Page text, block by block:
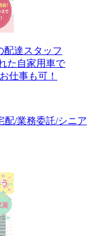
配達スタッフ
た自家用車で
仕事も可！
配/業務委託/シニア